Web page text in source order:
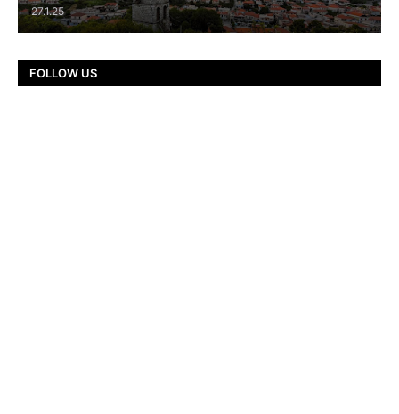
27.1.25
FOLLOW US